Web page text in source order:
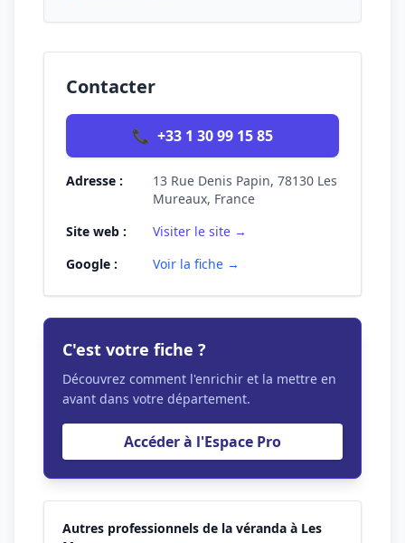
Contacter
📞 +33 1 30 99 15 85
Adresse :
13 Rue Denis Papin, 78130 Les
Mureaux, France
Site web :
Visiter le site →
Google :
Voir la fiche →
C'est votre fiche ?
Découvrez comment l'enrichir et la mettre en
avant dans votre département.
Accéder à l'Espace Pro
Autres professionnels de la véranda à Les